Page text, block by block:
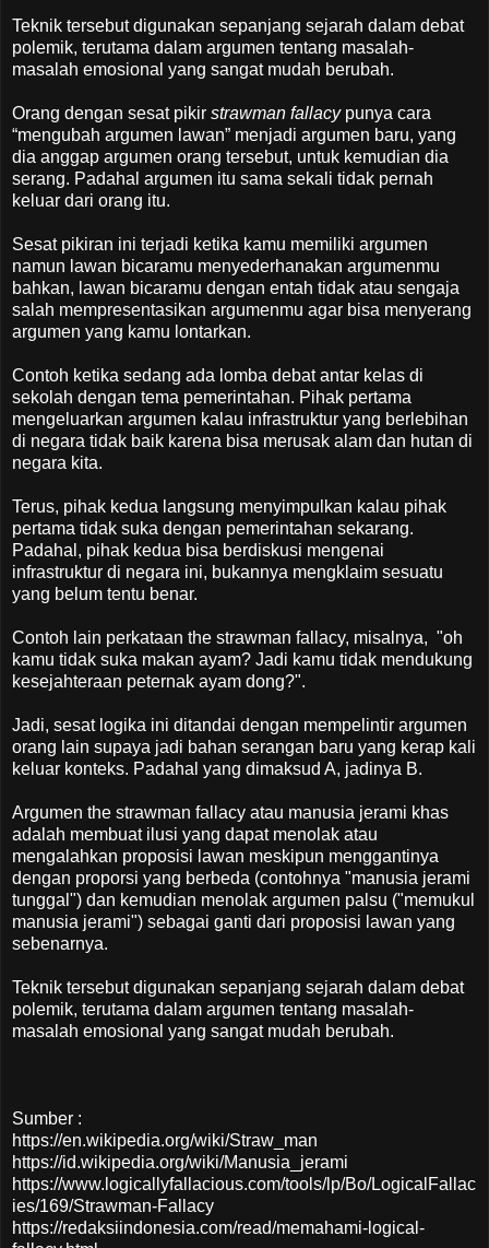
Teknik tersebut digunakan sepanjang sejarah dalam debat
polemik, terutama dalam argumen tentang masalah-
masalah emosional yang sangat mudah berubah.
Orang dengan sesat pikir strawman fallacypunya cara
“mengubah argumen lawan” menjadi argumen baru, yang
dia anggap argumen orang tersebut, untuk kemudian dia
serang. Padahal argumen itu sama sekali tidak pernah
keluar dari orang itu.
Sesat pikiran ini terjadi ketika kamu memiliki argumen
namun lawan bicaramu menyederhanakan argumenmu
bahkan, lawan bicaramu dengan entah tidak atau sengaja
salah mempresentasikan argumenmu agar bisa menyerang
argumen yang kamu lontarkan.
Contoh ketika sedang ada lomba debat antar kelas di
sekolah dengan tema pemerintahan. Pihak pertama
mengeluarkan argumen kalau infrastruktur yang berlebihan
di negara tidak baik karena bisa merusak alam dan hutan di
negara kita.
Terus, pihak kedua langsung menyimpulkan kalau pihak
pertama tidak suka dengan pemerintahan sekarang.
Padahal, pihak kedua bisa berdiskusi mengenai
infrastruktur di negara ini, bukannya mengklaim sesuatu
yang belum tentu benar.
Contoh lain perkataan the strawman fallacy, misalnya, "oh
kamu tidak suka makan ayam? Jadi kamu tidak mendukung
kesejahteraan peternak ayam dong?".
Jadi, sesat logika ini ditandai dengan mempelintir argumen
orang lain supaya jadi bahan serangan baru yang kerap kali
keluar konteks. Padahal yang dimaksud A, jadinya B.
Argumen the strawman fallacy atau manusia jerami khas
adalah membuat ilusi yang dapat menolak atau
mengalahkan proposisi lawan meskipun menggantinya
dengan proporsi yang berbeda (contohnya "manusia jerami
tunggal") dan kemudian menolak argumen palsu ("memukul
manusia jerami") sebagai ganti dari proposisi lawan yang
sebenarnya.
Teknik tersebut digunakan sepanjang sejarah dalam debat
polemik, terutama dalam argumen tentang masalah-
masalah emosional yang sangat mudah berubah.
Sumber :
https://en.wikipedia.org/wiki/Straw_man
https://id.wikipedia.org/wiki/Manusia_jerami
https://www.logicallyfallacious.com/tools/lp/Bo/LogicalFallac
ies/169/Strawman-Fallacy
https://redaksiindonesia.com/read/memahami-logical-